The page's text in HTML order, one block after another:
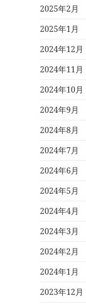
2025年2月
2025年1月
2024年12月
2024年11月
2024年10月
2024年9月
2024年8月
2024年7月
2024年6月
2024年5月
2024年4月
2024年3月
2024年2月
2024年1月
2023年12月